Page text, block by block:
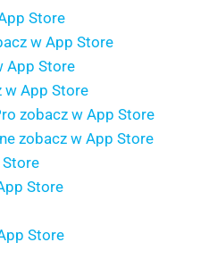
Store
w App Store
App Store
w App Store
zobacz w App Store
zobacz w App Store
Store
Store